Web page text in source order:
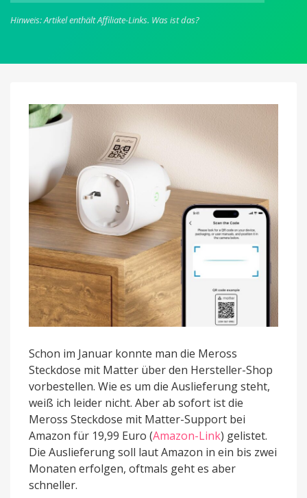
Steckdose
19,99
Amazon
Hinweis: Artikel enthält Affiliate-Links. Was ist das?
Schon im Januar konnte man die Meross
Steckdose mit Matter über den Hersteller-Shop
vorbestellen. Wie es um die Auslieferung steht,
weiß ich leider nicht. Aber ab sofort ist die
Meross Steckdose mit Matter-Support bei
Amazon für 19,99 Euro (Amazon-Link) gelistet.
Die Auslieferung soll laut Amazon in ein bis zwei
Monaten erfolgen, oftmals geht es aber
schneller.